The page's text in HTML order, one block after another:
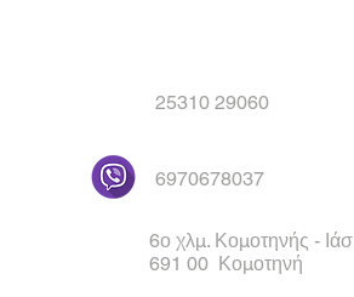
25310 29060
6970678037
6ο χλμ. Κομοτηνής -
691 00 Κομοτηνή